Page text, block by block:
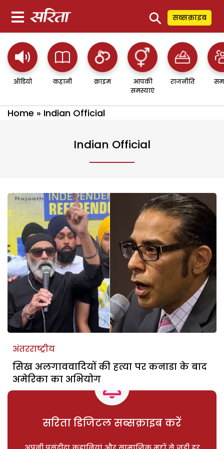
⚲ सब्सक्राइब
ऑडियो कहानी क्राइम
आपकी
समस्याएं
राजनीति
Home » Indian Official
Indian Official
अंतरराष्ट्रीय
सिख अलगाववादियों की हत्या पर कनाडा के बाद
अमेरिका का अभियोग
सरिता डिजिटल सब्सक्राइब करें